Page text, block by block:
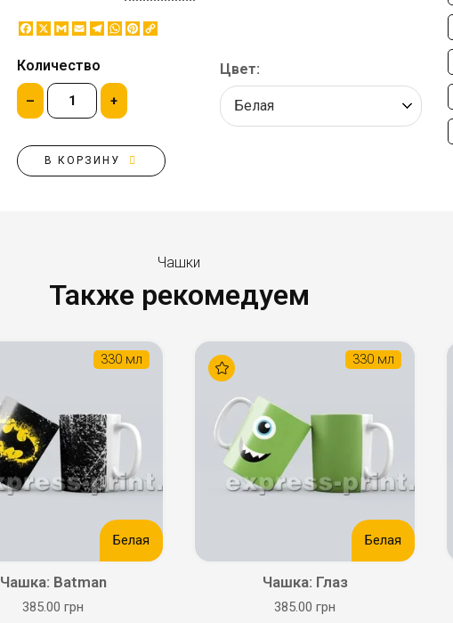
Facebook
X GmailEmailTelegram
WhatsApp
Pinterest
Количество
– +
Цвет:
В КОРЗИНУ
Чашки
Также рекомедуем
330 мл
Белая
Чашка: Batman
385.00 грн
330 мл
Белая
Чашка: Глаз
385.00 грн